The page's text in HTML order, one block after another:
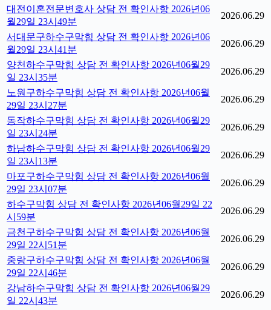
대전이혼전문변호사 상담 전 확인사항 2026년06
월29일 23시49분
2026.06.29
서대문구하수구막힘 상담 전 확인사항 2026년06
월29일 23시41분
2026.06.29
양천하수구막힘 상담 전 확인사항 2026년06월29
일 23시35분
2026.06.29
노원구하수구막힘 상담 전 확인사항 2026년06월
29일 23시27분
2026.06.29
동작하수구막힘 상담 전 확인사항 2026년06월29
일 23시24분
2026.06.29
하남하수구막힘 상담 전 확인사항 2026년06월29
일 23시13분
2026.06.29
마포구하수구막힘 상담 전 확인사항 2026년06월
29일 23시07분
2026.06.29
하수구막힘 상담 전 확인사항 2026년06월29일 22
시59분
2026.06.29
금천구하수구막힘 상담 전 확인사항 2026년06월
29일 22시51분
2026.06.29
중랑구하수구막힘 상담 전 확인사항 2026년06월
29일 22시46분
2026.06.29
강남하수구막힘 상담 전 확인사항 2026년06월29
일 22시43분
2026.06.29